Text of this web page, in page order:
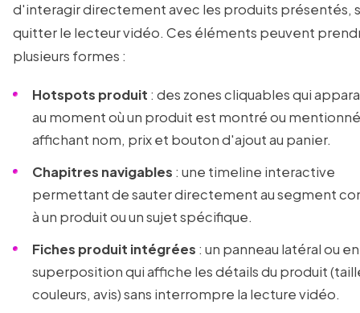
d'interagir directement avec les produits présentés,
quitter le lecteur vidéo. Ces éléments peuvent
plusieurs formes :
Hotspots produit : des zones cliquables qui
au moment où un produit est montré ou
affichant nom, prix et bouton d'ajout au panier.
Chapitres navigables : une timeline interactive
permettant de sauter directement au segment
à un produit ou un sujet spécifique.
Fiches produit intégrées : un panneau latéral ou en
superposition qui affiche les détails du produit
couleurs, avis) sans interrompre la lecture vidéo.